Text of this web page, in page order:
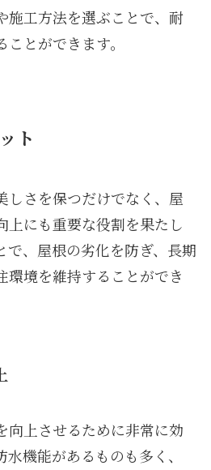
施工方法を選ぶことで、耐
とができます。
ト
しさを保つだけでなく、屋
上にも重要な役割を果たし
で、屋根の劣化を防ぎ、長期
環境を維持することができ
向上させるために非常に効
機能があるものも多く、